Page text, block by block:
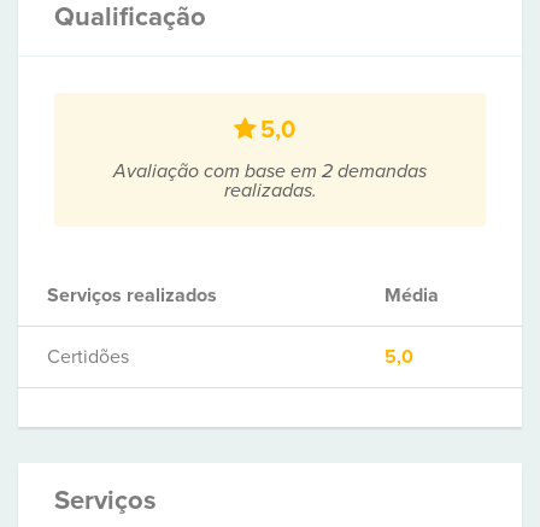
Qualificação
5,0
Avaliação com base em 2 demandas
realizadas.
Serviços realizados Média
Certidões 5,0
Serviços